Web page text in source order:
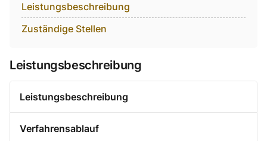
Leistungsbeschreibung
Zuständige Stellen
Leistungsbeschreibung
Leistungsbeschreibung
Verfahrensablauf